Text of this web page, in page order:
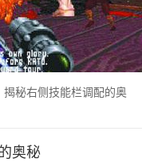
揭秘右侧技能栏调配的奥
奥秘